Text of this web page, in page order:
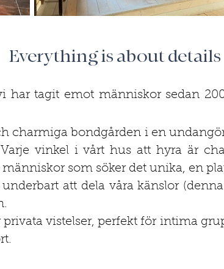
Everything is about details
har tagit emot människor sedan
charmiga bondgården i en
vinkel i vårt hus att hyra är
som söker det unika, en
att dela våra känslor
vistelser, perfekt för intima